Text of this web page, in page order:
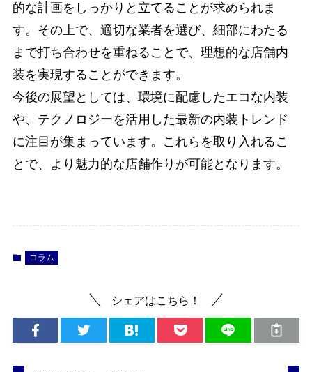
的な計画をしっかりと立てることが求められま
す。その上で、適切な業者を選び、細部にわたる
まで打ち合わせを重ねることで、理想的な店舗内
装を実現することができます。
今後の展望としては、環境に配慮したエコな内装
や、テクノロジーを活用した最新の内装トレンド
に注目が集まっています。これらを取り入れるこ
とで、より魅力的な店舗作りが可能となります。
コラム
シェアはこちら！